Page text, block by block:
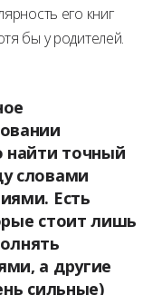
его книг
бы у родителей.
найти точный
словами
Есть
стоит лишь
а другие
сильные)